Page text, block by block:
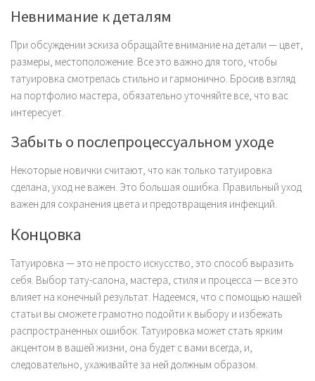
Невнимание к деталям
При обсуждении эскиза обращайте внимание на детали — цвет,
размеры, местоположение. Все это важно для того, чтобы
татуировка смотрелась стильно и гармонично. Бросив взгляд
на портфолио мастера, обязательно уточняйте все, что вас
интересует.
Забыть о послепроцессуальном уходе
Некоторые новички считают, что как только татуировка
сделана, уход не важен. Это большая ошибка. Правильный уход
важен для сохранения цвета и предотвращения инфекций.
Концовка
Татуировка — это не просто искусство, это способ выразить
себя. Выбор тату-салона, мастера, стиля и процесса — все это
влияет на конечный результат. Надеемся, что с помощью нашей
статьи вы сможете грамотно подойти к выбору и избежать
распространенных ошибок. Татуировка может стать ярким
акцентом в вашей жизни, она будет с вами всегда, и,
следовательно, ухаживайте за ней должным образом.